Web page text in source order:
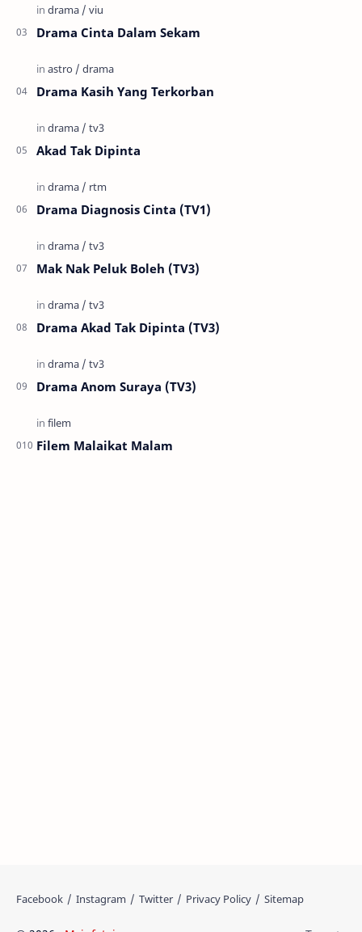
Drama Cinta Dalam Sekam
Drama Kasih Yang Terkorban
Akad Tak Dipinta
Drama Diagnosis Cinta (TV1)
Mak Nak Peluk Boleh (TV3)
Drama Akad Tak Dipinta (TV3)
Drama Anom Suraya (TV3)
Filem Malaikat Malam